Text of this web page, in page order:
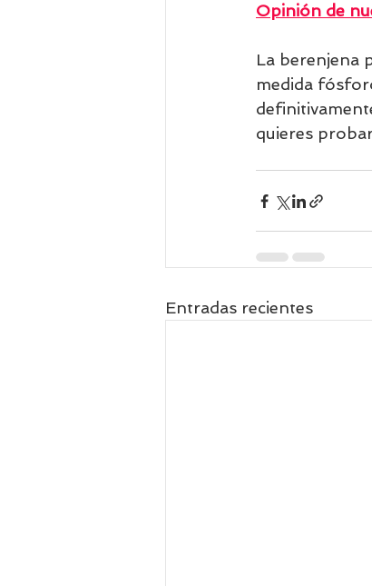
Opinión de
La berenjena
medida
quieres
Entradas recientes